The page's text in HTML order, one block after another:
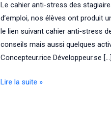
Le cahier anti-stress des
d’emploi, nos élèves ont produit
le lien suivant cahier anti-stress
conseils mais aussi quelques
Concepteur.rice Développeur.se […]
Le
Lire la suite »